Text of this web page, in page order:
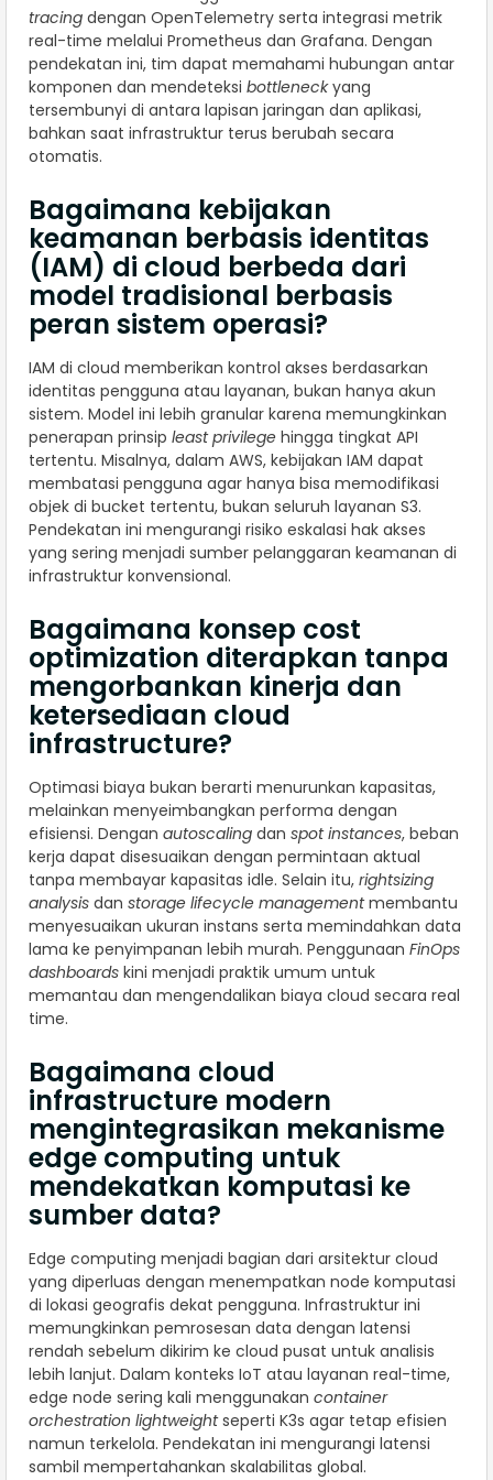
tracing dengan OpenTelemetry serta integrasi metrik
real-time melalui Prometheus dan Grafana. Dengan
pendekatan ini, tim dapat memahami hubungan antar
komponen dan mendeteksi bottleneckyang
tersembunyi di antara lapisan jaringan dan aplikasi,
bahkan saat infrastruktur terus berubah secara
otomatis.
Bagaimana kebijakan
keamanan berbasis identitas
(IAM) di cloud berbeda dari
model tradisional berbasis
peran sistem operasi?
IAM di cloud memberikan kontrol akses berdasarkan
identitas pengguna atau layanan, bukan hanya akun
sistem. Model ini lebih granular karena memungkinkan
penerapan prinsip least privilege hingga tingkat API
tertentu. Misalnya, dalam AWS, kebijakan IAM dapat
membatasi pengguna agar hanya bisa memodifikasi
objek di bucket tertentu, bukan seluruh layanan S3.
Pendekatan ini mengurangi risiko eskalasi hak akses
yang sering menjadi sumber pelanggaran keamanan di
infrastruktur konvensional.
Bagaimana konsep cost
optimization diterapkan tanpa
mengorbankan kinerja dan
ketersediaan cloud
infrastructure?
Optimasi biaya bukan berarti menurunkan kapasitas,
melainkan menyeimbangkan performa dengan
efisiensi. Dengan autoscaling dan spot instances, beban
kerja dapat disesuaikan dengan permintaan aktual
tanpa membayar kapasitas idle. Selain itu, rightsizing
analysis dan storage lifecycle managementmembantu
menyesuaikan ukuran instans serta memindahkan data
lama ke penyimpanan lebih murah. Penggunaan FinOps
dashboards kini menjadi praktik umum untuk
memantau dan mengendalikan biaya cloud secara real
time.
Bagaimana cloud
infrastructure modern
mengintegrasikan mekanisme
edge computing untuk
mendekatkan komputasi ke
sumber data?
Edge computing menjadi bagian dari arsitektur cloud
yang diperluas dengan menempatkan node komputasi
di lokasi geografis dekat pengguna. Infrastruktur ini
memungkinkan pemrosesan data dengan latensi
rendah sebelum dikirim ke cloud pusat untuk analisis
lebih lanjut. Dalam konteks IoT atau layanan real-time,
edge node sering kali menggunakan container
orchestration lightweightseperti K3s agar tetap efisien
namun terkelola. Pendekatan ini mengurangi latensi
sambil mempertahankan skalabilitas global.